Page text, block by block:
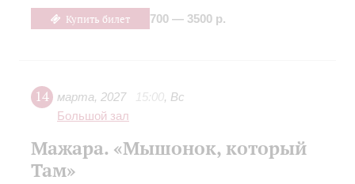
Купить билет 700 — 3500 р.
14 марта, 2027 15:00, Вс
Большой зал
Мажара. «Мышонок, который
Там»